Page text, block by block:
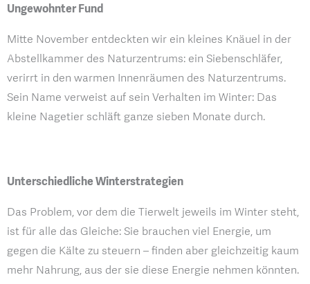
Ungewohnter Fund
Mitte November entdeckten wir ein kleines Knäuel in der
Abstellkammer des Naturzentrums: ein Siebenschläfer,
verirrt in den warmen Innenräumen des Naturzentrums.
Sein Name verweist auf sein Verhalten im Winter: Das
kleine Nagetier schläft ganze sieben Monate durch.
Unterschiedliche Winterstrategien
Das Problem, vor dem die Tierwelt jeweils im Winter steht,
ist für alle das Gleiche: Sie brauchen viel Energie, um
gegen die Kälte zu steuern – finden aber gleichzeitig kaum
mehr Nahrung, aus der sie diese Energie nehmen könnten.